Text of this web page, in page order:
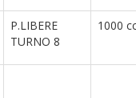
P.LIBERE
TURNO 8
1000